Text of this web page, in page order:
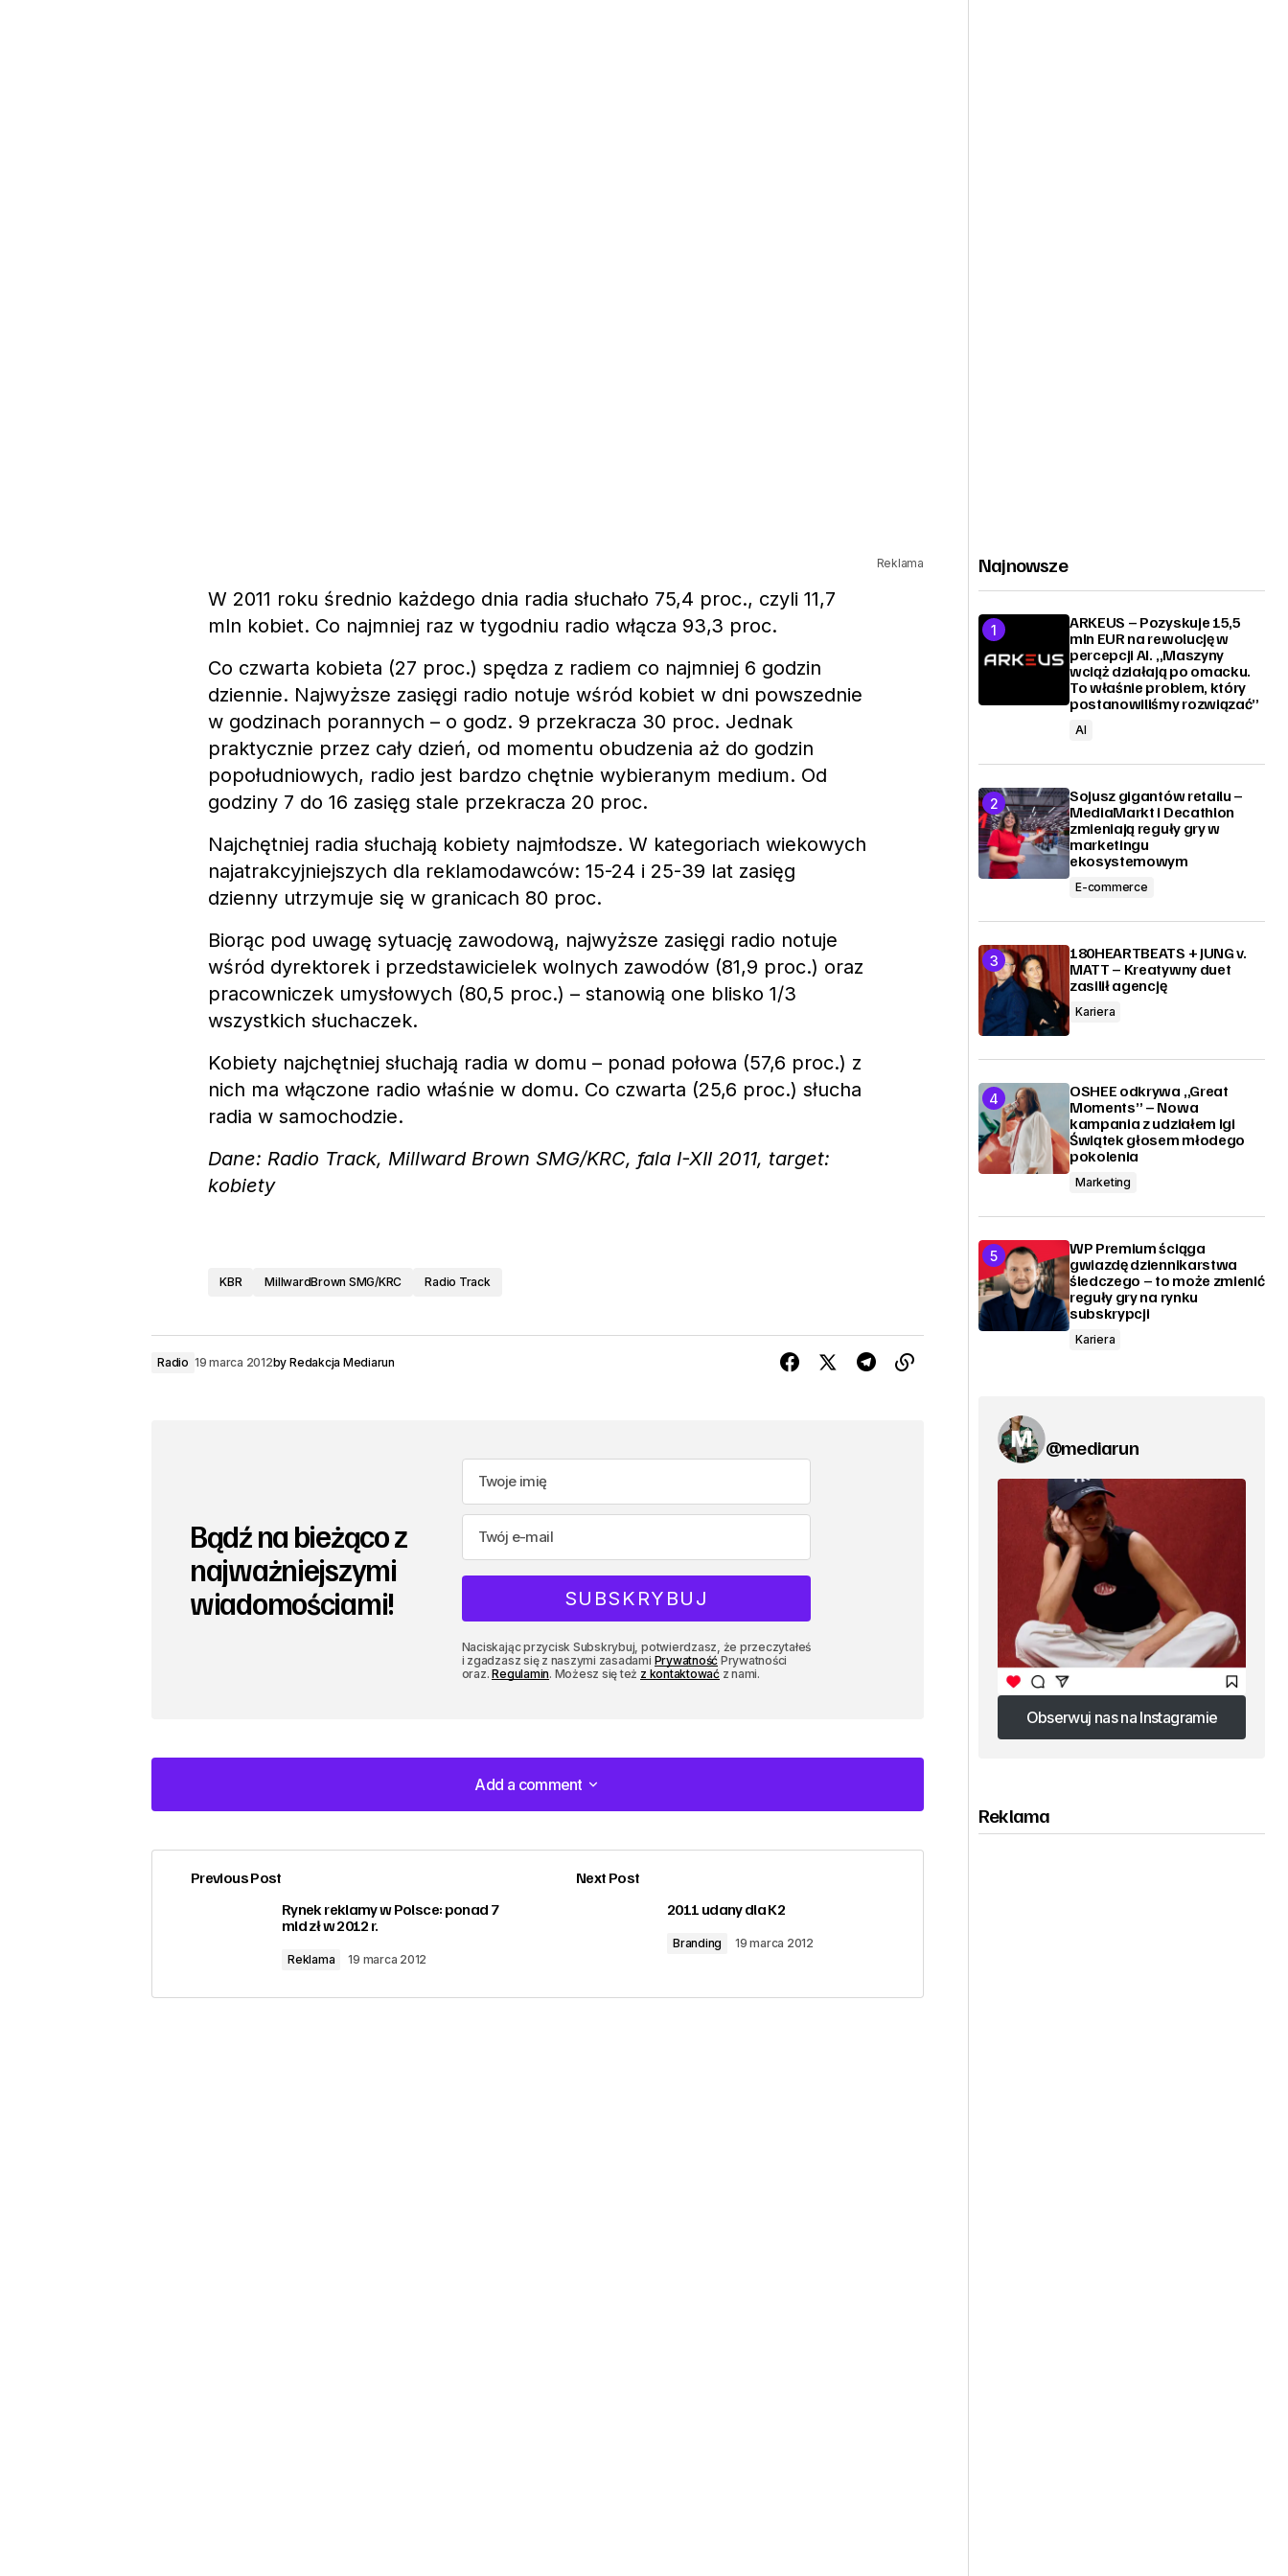
Reklama
W 2011 roku średnio każdego dnia radia słuchało 75,4 proc., czyli 11,7
mln kobiet. Co najmniej raz w tygodniu radio włącza 93,3 proc.
Co czwarta kobieta (27 proc.) spędza z radiem co najmniej 6 godzin
dziennie. Najwyższe zasięgi radio notuje wśród kobiet w dni powszednie
w godzinach porannych – o godz. 9 przekracza 30 proc. Jednak
praktycznie przez cały dzień, od momentu obudzenia aż do godzin
popołudniowych, radio jest bardzo chętnie wybieranym medium. Od
godziny 7 do 16 zasięg stale przekracza 20 proc.
Najchętniej radia słuchają kobiety najmłodsze. W kategoriach wiekowych
najatrakcyjniejszych dla reklamodawców: 15-24 i 25-39 lat zasięg
dzienny utrzymuje się w granicach 80 proc.
Biorąc pod uwagę sytuację zawodową, najwyższe zasięgi radio notuje
wśród dyrektorek i przedstawicielek wolnych zawodów (81,9 proc.) oraz
pracowniczek umysłowych (80,5 proc.) – stanowią one blisko 1/3
wszystkich słuchaczek.
Kobiety najchętniej słuchają radia w domu – ponad połowa (57,6 proc.) z
nich ma włączone radio właśnie w domu. Co czwarta (25,6 proc.) słucha
radia w samochodzie.
Dane: Radio Track, Millward Brown SMG/KRC, fala I-XII 2011, target:
kobiety
KBR MillwardBrown SMG/KRC Radio Track
Radio 19 marca 2012by Redakcja Mediarun
Bądź na bieżąco z
najważniejszymi
wiadomościami!
Naciskając przycisk Subskrybuj, potwierdzasz, że przeczytałeś
i zgadzasz się z naszymi zasadami Prywatność Prywatności
oraz.Regulamin. Możesz się też z kontaktowaćz nami.
Add a comment
Add a comment
zalogować
Previous Post
Rynek reklamy w Polsce: ponad 7
mld zł w 2012 r.
Reklama 19 marca 2012
Next Post
2011 udany dla K2
Branding 19 marca 2012
Najnowsze
ARKEUS – Pozyskuje 15,5
mln EUR na rewolucję w
percepcji AI. „Maszyny
wciąż działają po omacku.
To właśnie problem, który
postanowiliśmy rozwiązać”
AI
Sojusz gigantów retailu –
MediaMarkt i Decathlon
zmieniają reguły gry w
marketingu
ekosystemowym
E-commerce
180HEARTBEATS + JUNG v.
MATT – Kreatywny duet
zasilił agencję
Kariera
OSHEE odkrywa „Great
Moments” – Nowa
kampania z udziałem Igi
Świątek głosem młodego
pokolenia
Marketing
WP Premium ściąga
gwiazdę dziennikarstwa
śledczego – to może zmienić
reguły gry na rynku
subskrypcji
Kariera
@mediarun
Obserwuj nas na Instagramie
Obserwuj nas na Instagramie
Reklama